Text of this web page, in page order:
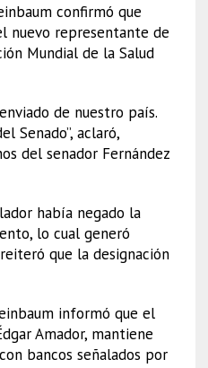
confirmó que
nuevo representante de
Mundial de la Salud
de nuestro país.
Senado”, aclaró,
del senador Fernández
había negado la
lo cual generó
que la designación
informó que el
Amador, mantiene
bancos señalados por